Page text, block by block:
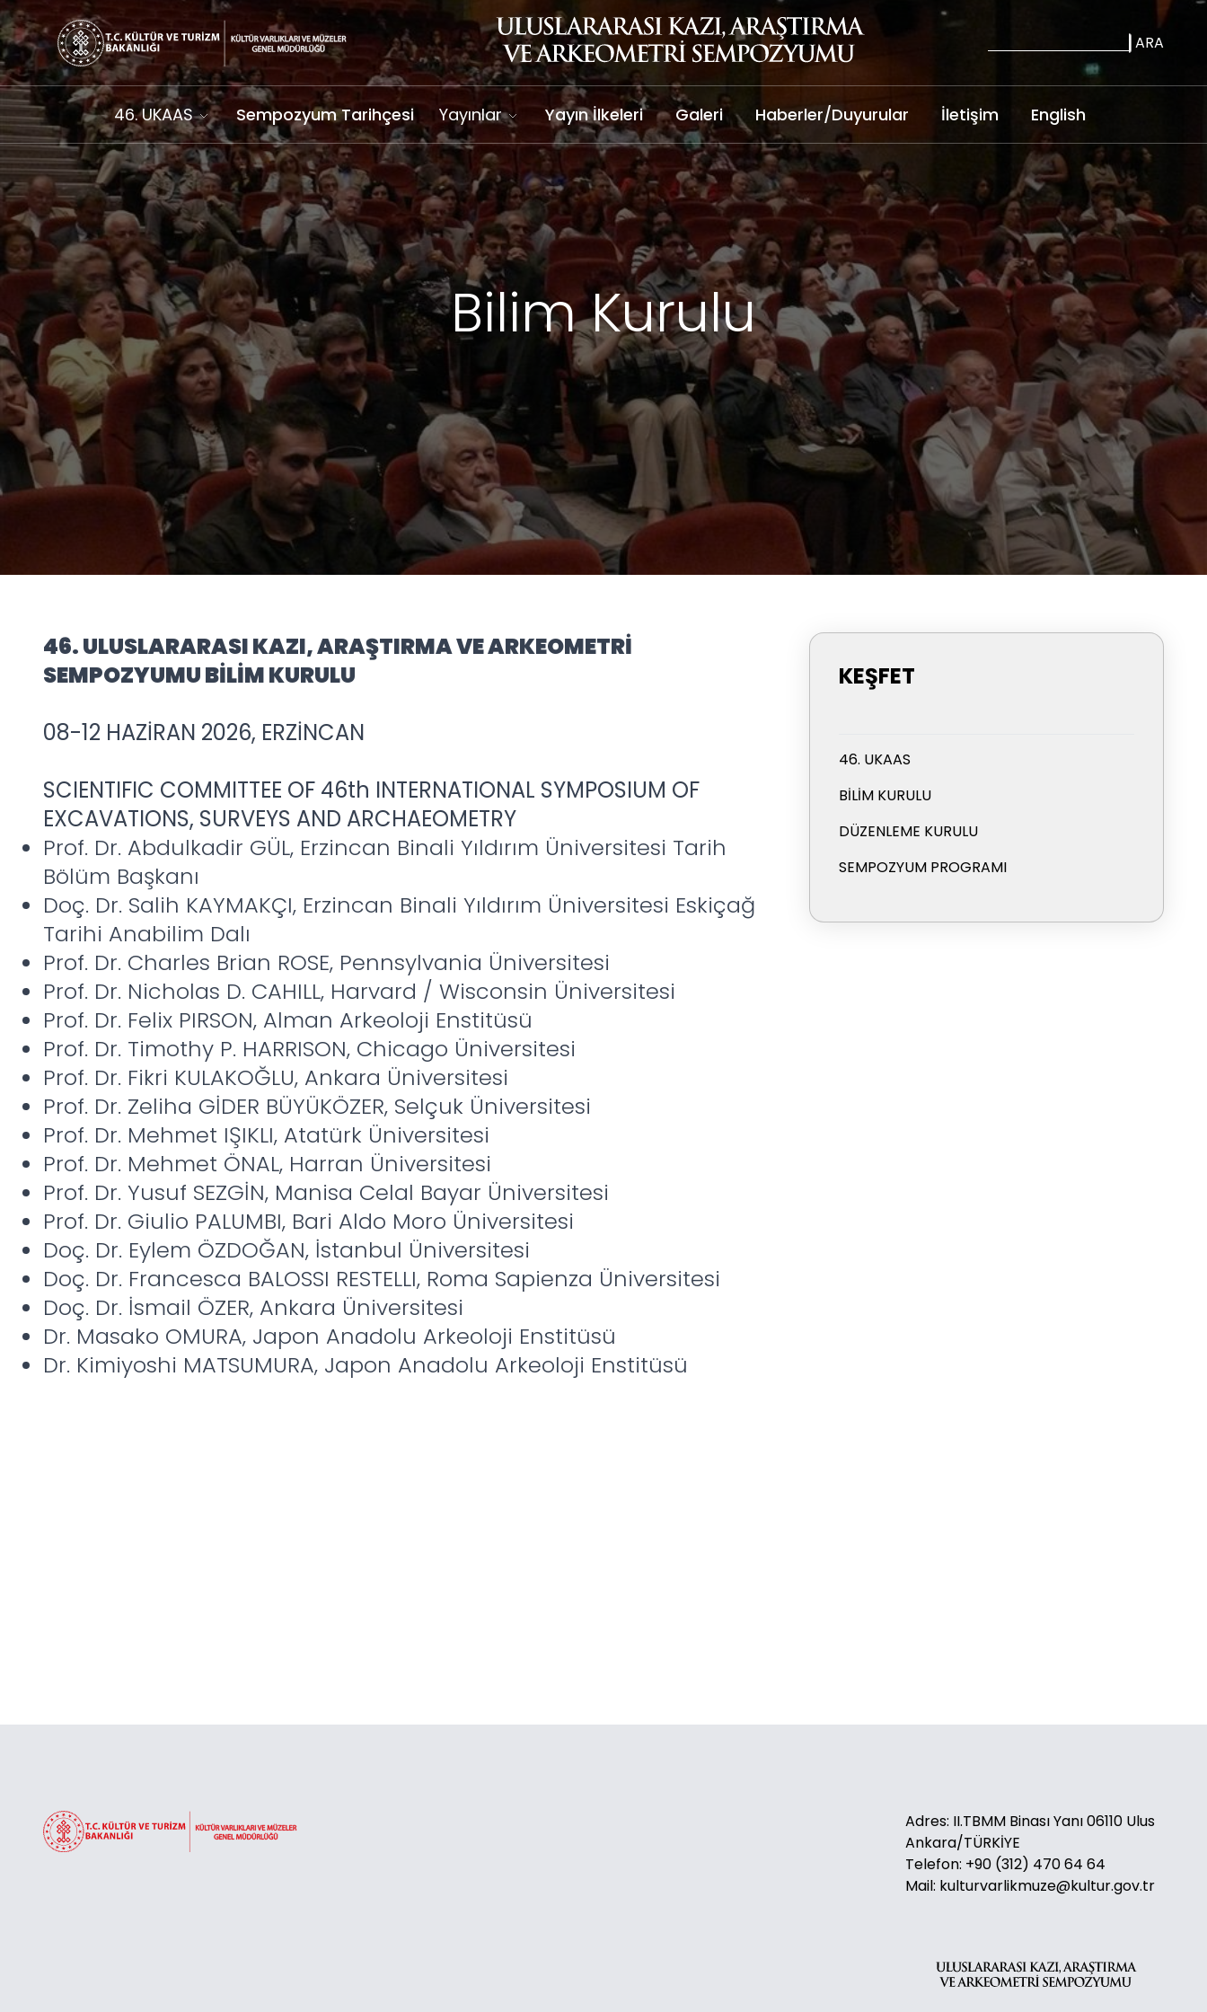
ARA
46. UKAAS Sempozyum Tarihçesi Yayınlar Yayın İlkeleri Galeri Haberler/Duyurular İletişim English
Bilim Kurulu
46. ULUSLARARASI KAZI, ARAŞTIRMA VE ARKEOMETRİ
SEMPOZYUMU BİLİM KURULU
08-12 HAZİRAN 2026, ERZİNCAN
SCIENTIFIC COMMITTEE OF 46th INTERNATIONAL SYMPOSIUM OF
EXCAVATIONS, SURVEYS AND ARCHAEOMETRY
Prof. Dr. Abdulkadir GÜL, Erzincan Binali Yıldırım Üniversitesi Tarih
Bölüm Başkanı
Doç. Dr. Salih KAYMAKÇI, Erzincan Binali Yıldırım Üniversitesi Eskiçağ
Tarihi Anabilim Dalı
Prof. Dr. Charles Brian ROSE, Pennsylvania Üniversitesi
Prof. Dr. Nicholas D. CAHILL, Harvard / Wisconsin Üniversitesi
Prof. Dr. Felix PIRSON, Alman Arkeoloji Enstitüsü
Prof. Dr. Timothy P. HARRISON, Chicago Üniversitesi
Prof. Dr. Fikri KULAKOĞLU, Ankara Üniversitesi
Prof. Dr. Zeliha GİDER BÜYÜKÖZER, Selçuk Üniversitesi
Prof. Dr. Mehmet IŞIKLI, Atatürk Üniversitesi
Prof. Dr. Mehmet ÖNAL, Harran Üniversitesi
Prof. Dr. Yusuf SEZGİN, Manisa Celal Bayar Üniversitesi
Prof. Dr. Giulio PALUMBI, Bari Aldo Moro Üniversitesi
Doç. Dr. Eylem ÖZDOĞAN, İstanbul Üniversitesi
Doç. Dr. Francesca BALOSSI RESTELLI, Roma Sapienza Üniversitesi
Doç. Dr. İsmail ÖZER, Ankara Üniversitesi
Dr. Masako OMURA, Japon Anadolu Arkeoloji Enstitüsü
Dr. Kimiyoshi MATSUMURA, Japon Anadolu Arkeoloji Enstitüsü
KEŞFET
46. UKAAS
BILIM KURULU
DÜZENLEME KURULU
SEMPOZYUM PROGRAMI
Adres: II.TBMM Binası Yanı 06110 Ulus
Ankara/TÜRKİYE
Telefon: +90 (312) 470 64 64
Mail: kulturvarlikmuze@kultur.gov.tr